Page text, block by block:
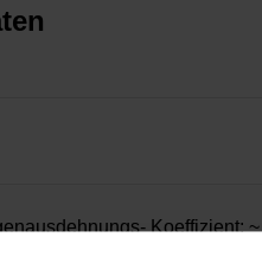
Koeffizient: ~